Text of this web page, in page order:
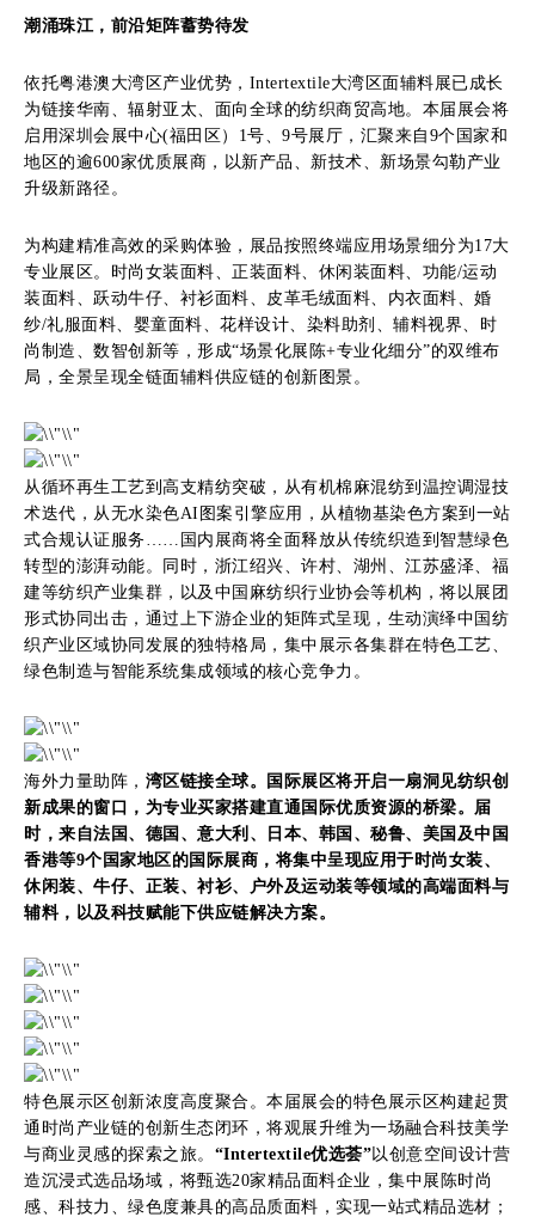
潮涌珠江，前沿矩阵蓄势待发
依托粤港澳大湾区产业优势，Intertextile大湾区面辅料展已成长
为链接华南、辐射亚太、面向全球的纺织商贸高地。本届展会将
启用深圳会展中心(福田区）1号、9号展厅，汇聚来自9个国家和
地区的逾600家优质展商，以新产品、新技术、新场景勾勒产业
升级新路径。
为构建精准高效的采购体验，展品按照终端应用场景细分为17大
专业展区。时尚女装面料、正装面料、休闲装面料、功能/运动
装面料、跃动牛仔、衬衫面料、皮革毛绒面料、内衣面料、婚
纱/礼服面料、婴童面料、花样设计、染料助剂、辅料视界、时
尚制造、数智创新等，形成“场景化展陈+专业化细分”的双维布
局，全景呈现全链面辅料供应链的创新图景。
从循环再生工艺到高支精纺突破，从有机棉麻混纺到温控调湿技
术迭代，从无水染色AI图案引擎应用，从植物基染色方案到一站
式合规认证服务……国内展商将全面释放从传统织造到智慧绿色
转型的澎湃动能。同时，浙江绍兴、许村、湖州、江苏盛泽、福
建等纺织产业集群，以及中国麻纺织行业协会等机构，将以展团
形式协同出击，通过上下游企业的矩阵式呈现，生动演绎中国纺
织产业区域协同发展的独特格局，集中展示各集群在特色工艺、
绿色制造与智能系统集成领域的核心竞争力。
海外力量助阵， 湾区链接全球。国际展区将开启一扇洞见纺织创
新成果的窗口，为专业买家搭建直通国际优质资源的桥梁。届
时，来自法国、德国、意大利、日本、韩国、秘鲁、美国及中国
香港等9个国家地区的国际展商，将集中呈现应用于时尚女装、
休闲装、牛仔、正装、衬衫、户外及运动装等领域的高端面料与
辅料，以及科技赋能下供应链解决方案。
特色展示区创新浓度高度聚合。本届展会的特色展示区构建起贯
通时尚产业链的创新生态闭环，将观展升维为一场融合科技美学
与商业灵感的探索之旅。 “Intertextile优选荟”以创意空间设计营
造沉浸式选品场域，将甄选20家精品面料企业，集中展陈时尚
感、科技力、绿色度兼具的高品质面料，实现一站式精品选材；